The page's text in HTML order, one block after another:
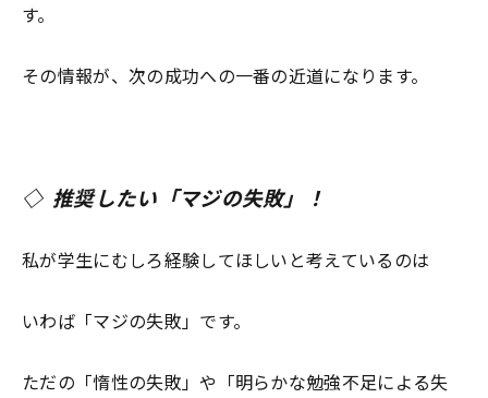
す。
その情報が、次の成功への一番の近道になります。
◇ 推奨したい「マジの失敗」！
私が学生にむしろ経験してほしいと考えているのは
いわば「マジの失敗」です。
ただの「惰性の失敗」や「明らかな勉強不足による失